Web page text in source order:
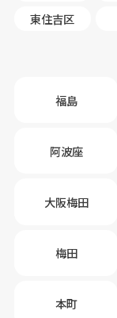
東住吉区
福島
阿波座
大阪梅田
梅田
本町